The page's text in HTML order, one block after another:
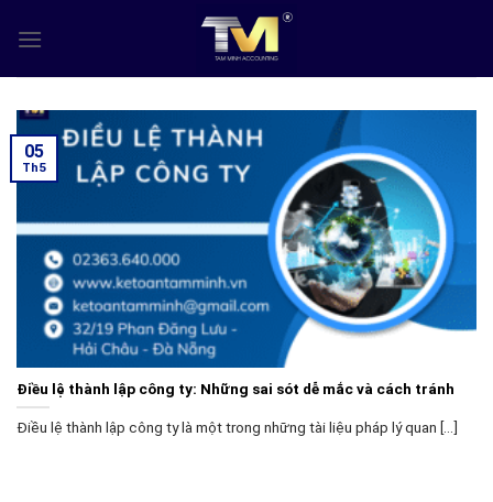
Điều lệ thành lập công ty: Những sai sót dễ mắc và cách tránh
Điều lệ thành lập công ty là một trong những tài liệu pháp lý quan [...]
05
Th5